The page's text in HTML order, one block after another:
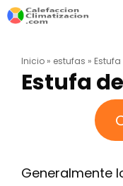
Saltar
contenido
Inicio » estufas »
Estufa
Generalmente